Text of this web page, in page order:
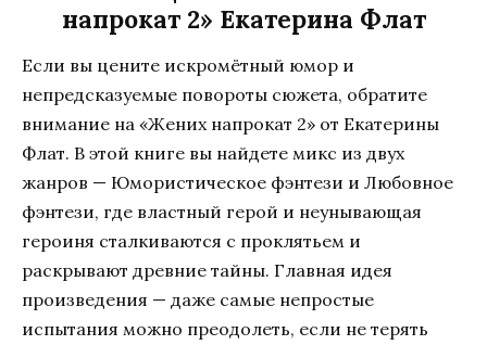
напрокат 2» Екатерина Флат
Если вы цените искромётный юмор и
непредсказуемые повороты сюжета, обратите
внимание на «Жених напрокат 2» от Екатерины
Флат. В этой книге вы найдете микс из двух
жанров — Юмористическое фэнтези и Любовное
фэнтези, где властный герой и неунывающая
героиня сталкиваются с проклятьем и
раскрывают древние тайны. Главная идея
произведения — даже самые непростые
испытания можно преодолеть, если не терять